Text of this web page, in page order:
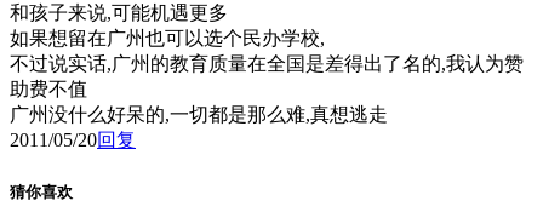
和孩子来说,可能机遇更多
如果想留在广州也可以选个民办学校,
不过说实话,广州的教育质量在全国是差得出了名的,我认为赞
助费不值
广州没什么好呆的,一切都是那么难,真想逃走
2011/05/20回复
猜你喜欢